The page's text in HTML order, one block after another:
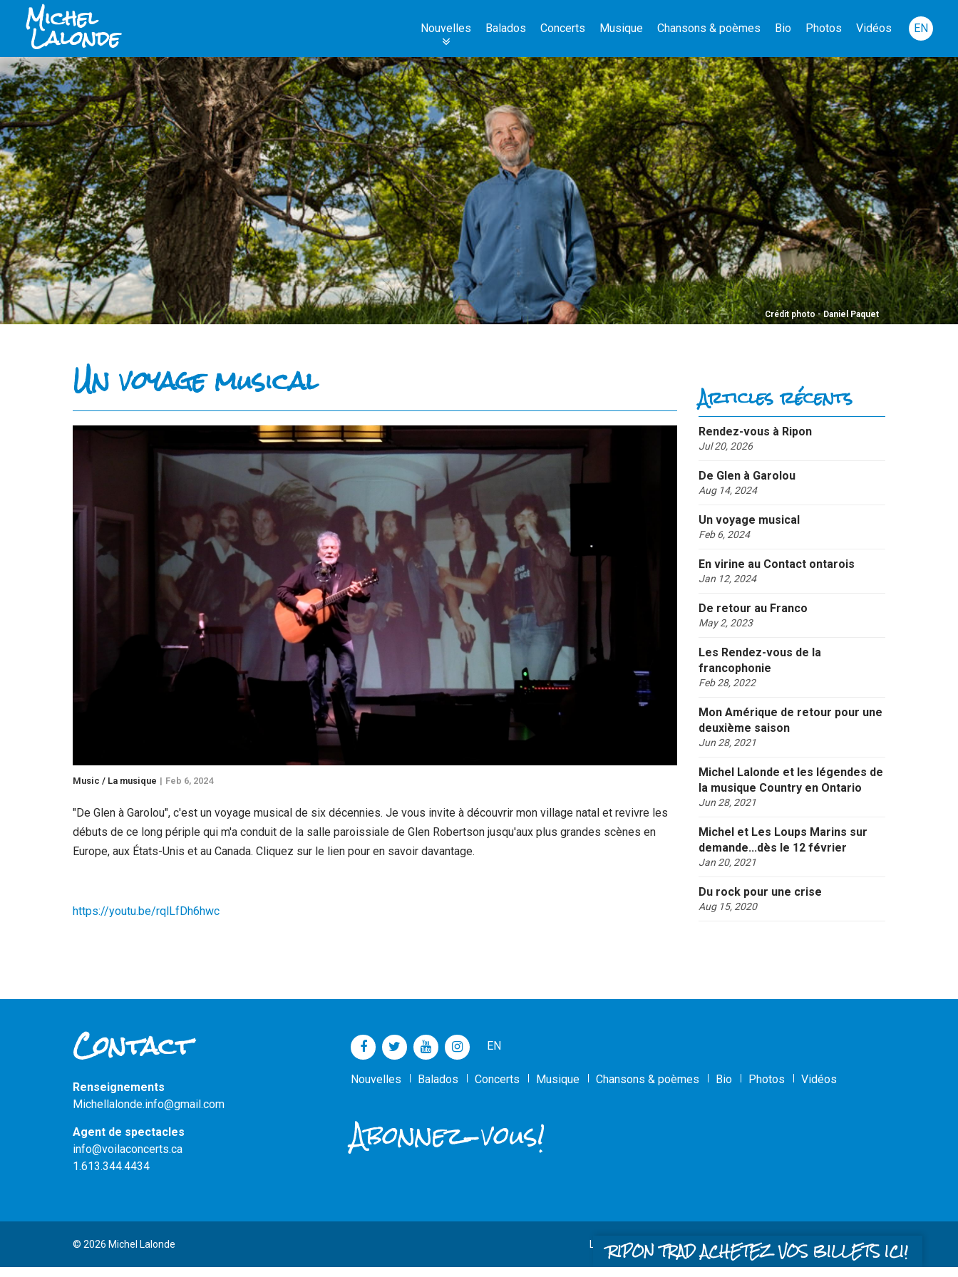
Michel
Lalonde Nouvelles Balados Concerts Musique Chansons & poèmes Bio Photos Vidéos EN
Crédit photo -Daniel Paquet
Un voyage musical
Music / La musique Feb 6, 2024
"De Glen à Garolou", c'est un voyage musical de six décennies. Je vous invite à découvrir mon village natal et revivre les
débuts de ce long périple qui m'a conduit de la salle paroissiale de Glen Robertson jusqu'aux plus grandes scènes en
Europe, aux États-Unis et au Canada. Cliquez sur le lien pour en savoir davantage.
https://youtu.be/rqlLfDh6hwc
Articles récents
Rendez-vous à Ripon
Jul 20, 2026
De Glen à Garolou
Aug 14, 2024
Un voyage musical
Feb 6, 2024
En virine au Contact ontarois
Jan 12, 2024
De retour au Franco
May 2, 2023
Les Rendez-vous de la
francophonie
Feb 28, 2022
Mon Amérique de retour pour une
deuxième saison
Jun 28, 2021
Michel Lalonde et les légendes de
la musique Country en Ontario
Jun 28, 2021
Michel et Les Loups Marins sur
demande...dès le 12 février
Jan 20, 2021
Du rock pour une crise
Aug 15, 2020
Contact
Renseignements
Michellalonde.info@gmail.com
Agent de spectacles
info@voilaconcerts.ca
1.613.344.4434
EN
Nouvelles Balados Concerts Musique Chansons & poèmes Bio Photos Vidéos
Abonnez-vous!
© 2026 Michel Lalonde Le site Web conçu parle studio jauneet développé par Route 413
RIPON TRAD ACHETEZ VOS BILLETS ICI!